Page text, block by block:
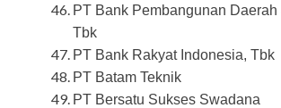
PT Bank Pembangunan Daerah
Tbk
PT Bank Rakyat Indonesia, Tbk
PT Batam Teknik
PT Bersatu Sukses Swadana